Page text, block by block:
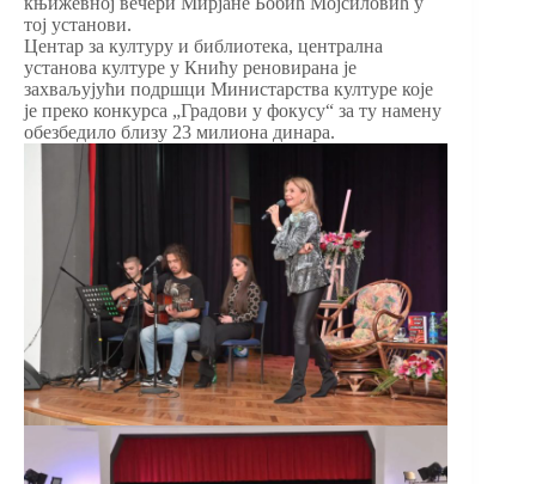
тој установи.
Центар за културу и библиотека, централна
установа културе у Книћу реновирана је
захваљујући подршци Министарства културе које
је преко конкурса „Градови у фокусу“ за ту намену
обезбедило близу 23 милиона динара.